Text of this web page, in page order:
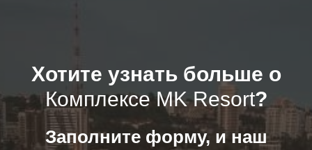
Хотите узнать больше о
Комплексе MK Resort?
Заполните форму, и наш